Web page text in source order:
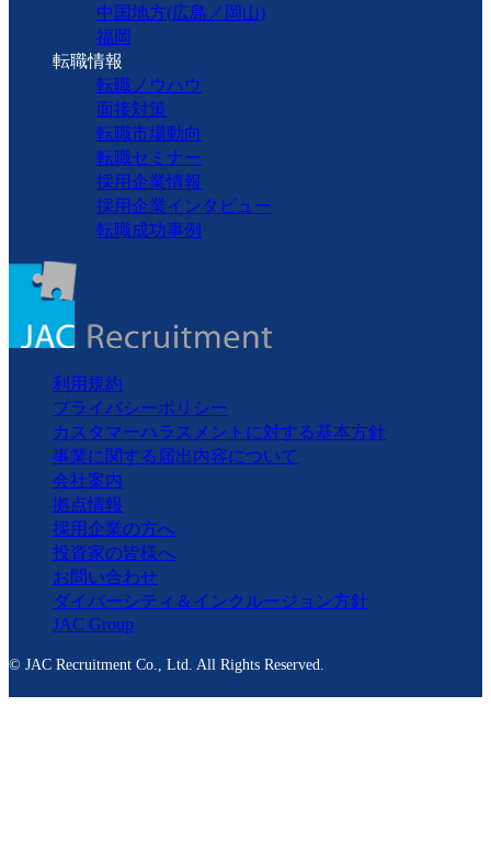
中国地方(広島／岡山)
福岡
転職情報
転職ノウハウ
面接対策
転職市場動向
転職セミナー
採用企業情報
採用企業インタビュー
転職成功事例
利用規約
プライバシーポリシー
カスタマーハラスメントに対する基本方針
事業に関する届出内容について
会社案内
拠点情報
採用企業の方へ
投資家の皆様へ
お問い合わせ
ダイバーシティ＆インクルージョン方針
JAC Group
© JAC Recruitment Co., Ltd. All Rights Reserved.